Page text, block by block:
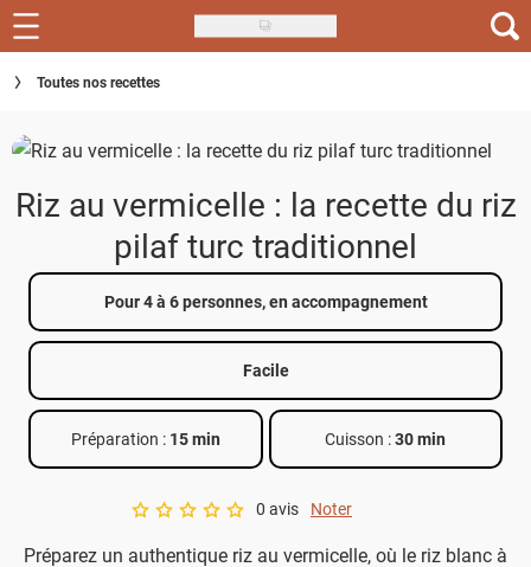
Skip
to
main
Recettes
Inspirations
Menu de la semaine
Actus
Téléchargez l'app Saveurs Recettes
Index des recettes
Guide d'achat
Toutes nos recettes
Riz au vermicelle : la recette du riz
pilaf turc traditionnel
Pour 4 à 6 personnes, en accompagnement
Facile
Préparation : 15 min Cuisson :30 min
A star rating of 0 out of 5.
0 avis Noter
Préparez un authentique riz au vermicelle, où le riz blanc à